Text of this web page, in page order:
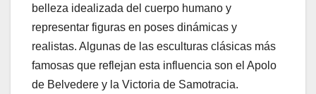
belleza idealizada del cuerpo humano y
representar figuras en poses dinámicas y
realistas. Algunas de las esculturas clásicas más
famosas que reflejan esta influencia son el Apolo
de Belvedere y la Victoria de Samotracia.